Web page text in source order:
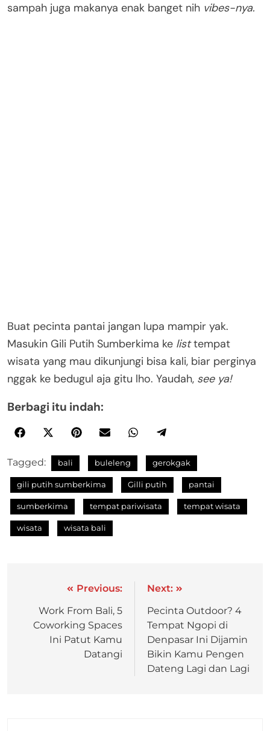
sampah juga makanya enak banget nih vibes-nya.
Buat pecinta pantai jangan lupa mampir yak.
Masukin Gili Putih Sumberkima ke listtempat
wisata yang mau dikunjungi bisa kali, biar perginya
nggak ke bedugul aja gitu lho. Yaudah, see ya!
Berbagi itu indah:
Tagged: bali buleleng gerokgak
gili putih sumberkima Gilli putih pantai
sumberkima tempat pariwisata tempat wisata
wisata wisata bali
Previous:
Work From Bali, 5
Coworking Spaces
Ini Patut Kamu
Datangi
Next:
Pecinta Outdoor? 4
Tempat Ngopi di
Denpasar Ini Dijamin
Bikin Kamu Pengen
Dateng Lagi dan Lagi